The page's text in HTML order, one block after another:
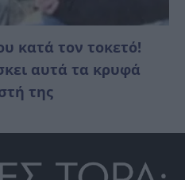
κατά τον τοκετό!
αυτά τα κρυφά
της